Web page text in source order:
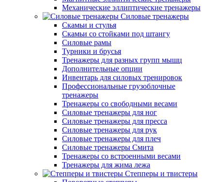
Механические эллиптические тренажеры
Силовые тренажеры
Скамьи и стулья
Скамьи со стойками под штангу
Силовые рамы
Турники и брусья
Тренажеры для разных групп мышц
Дополнительные опции
Инвентарь для силовых тренировок
Профессиональные грузоблочные
тренажеры
Тренажеры со свободными весами
Силовые тренажеры для ног
Силовые тренажеры для пресса
Силовые тренажеры для рук
Силовые тренажеры для плеч
Силовые тренажеры Смита
Тренажеры со встроенными весами
Тренажеры для жима лежа
Степперы и твистеры